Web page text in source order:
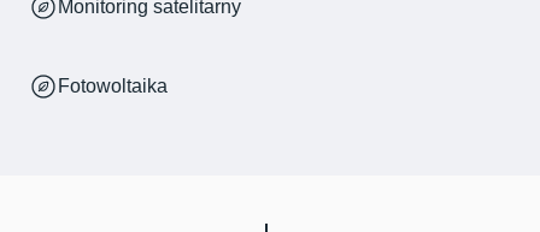
Monitoring satelitarny
Fotowoltaika